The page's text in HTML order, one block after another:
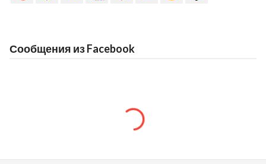
Сообщения из Facebook